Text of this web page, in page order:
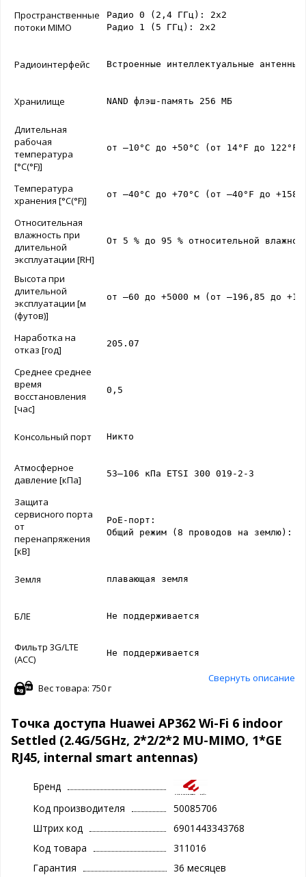
Пространственные
потоки MIMO
Радио 0 (2,4 ГГц): 2x2
Радио 1 (5 ГГц): 2х2
Радиоинтерфейс Встроенные интеллектуальные антенны
Хранилище NAND флэш-память 256 МБ
Длительная
рабочая
температура
[°C(°F)]
от –10°C до +50°C (от 14°F до
Температура
хранения [°C(°F)]
от –40°C до +70°C (от –40°F до
Относительная
влажность при
длительной
эксплуатации [RH]
От 5 % до 95 % относительной
Высота при
длительной
эксплуатации [м
(футов)]
от –60 до +5000 м (от –196,85 до
Наработка на
отказ [год]
205.07
Среднее среднее
время
восстановления
[час]
0,5
Консольный порт Никто
Атмосферное
давление [кПа]
53–106 кПа ETSI 300 019-2-3
Защита
сервисного порта
от
перенапряжения
[кВ]
PoE-порт:
Общий режим (8 проводов на землю):
Земля плавающая земля
БЛЕ Не поддерживается
Фильтр 3G/LTE
(ACC)
Не поддерживается
Свернуть описание
Вес товара: 750 г
Точка доступа Huawei AP362 Wi-Fi 6 indoor
Settled (2.4G/5GHz, 2*2/2*2 MU-MIMO, 1*GE
RJ45, internal smart antennas)
Бренд
Код производителя
50085706
Штрих код
6901443343768
Код товара
311016
Гарантия
36 месяцев